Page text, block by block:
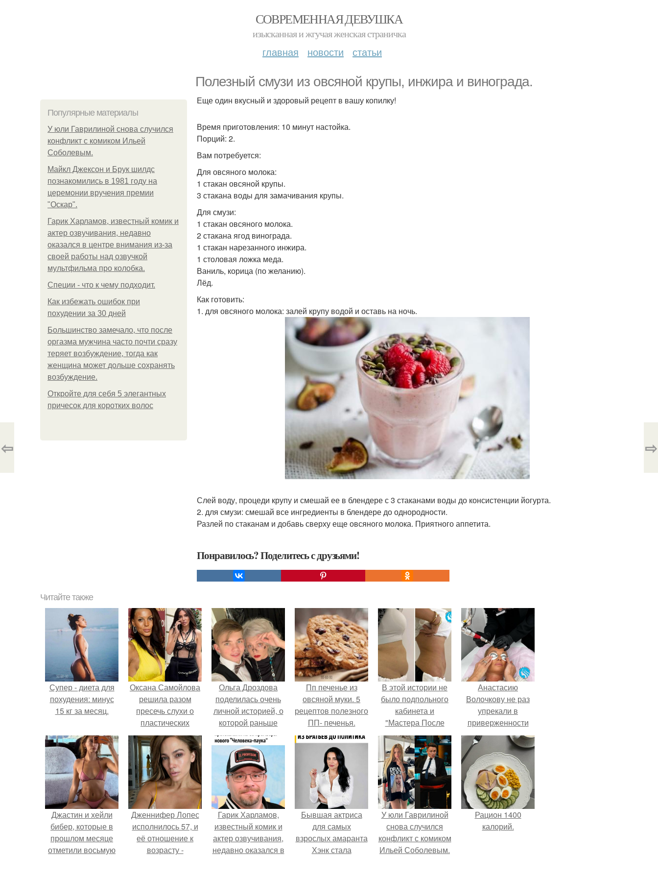
СОВРЕМЕННАЯ ДЕВУШКА
изысканная и жгучая женская страничка
главная новости статьи
Полезный смузи из овсяной крупы, инжира и винограда.
Популярные материалы
У юли Гаврилиной снова случился
конфликт с комиком Ильей
Соболевым.
Майкл Джексон и Брук шилдс
познакомились в 1981 году на
церемонии вручения премии
"Оскар".
Гарик Харламов, известный комик и
актер озвучивания, недавно
оказался в центре внимания из-за
своей работы над озвучкой
мультфильма про колобка.
Специи - что к чему подходит.
Как избежать ошибок при
похудении за 30 дней
Большинство замечало, что после
оргазма мужчина часто почти сразу
теряет возбуждение, тогда как
женщина может дольше сохранять
возбуждение.
Откройте для себя 5 элегантных
причесок для коротких волос
Еще один вкусный и здоровый рецепт в вашу копилку!
Время приготовления: 10 минут настойка.
Порций: 2.
Вам потребуется:
Для овсяного молока:
1 стакан овсяной крупы.
3 стакана воды для замачивания крупы.
Для смузи:
1 стакан овсяного молока.
2 стакана ягод винограда.
1 стакан нарезанного инжира.
1 столовая ложка меда.
Ваниль, корица (по желанию).
Лёд.
Как готовить:
1. для овсяного молока: залей крупу водой и оставь на ночь.
Слей воду, процеди крупу и смешай ее в блендере с 3 стаканами воды до консистенции йогурта.
2. для смузи: смешай все ингредиенты в блендере до однородности.
Разлей по стаканам и добавь сверху еще овсяного молока. Приятного аппетита.
Понравилось? Поделитесь с друзьями!
⇦ ⇨
Читайте также
Супер - диета для
похудения: минус
15 кг за месяц.
Оксана Самойлова
решила разом
пресечь слухи о
пластических
операциях и
публично
прояснила
ситуацию.
Ольга Дроздова
поделилась очень
личной историей, о
которой раньше
почти не говорила.
Пп печенье из
овсяной муки. 5
рецептов полезного
ПП- печенья.
В этой истории не
было подпольного
кабинета и
"Мастера После
Двухнедельных
Курсов".
Анастасию
Волочкову не раз
упрекали в
приверженности
устаревшим бьюти -
процедурам.
Джастин и хейли
бибер, которые в
прошлом месяце
отметили восьмую
Дженнифер Лопес
исполнилось 57, и
её отношение к
возрасту -
Гарик Харламов,
известный комик и
актер озвучивания,
недавно оказался в
Бывшая актриса
для самых
взрослых амаранта
Хэнк стала
У юли Гаврилиной
снова случился
конфликт с комиком
Ильей Соболевым.
Рацион 1400
калорий.